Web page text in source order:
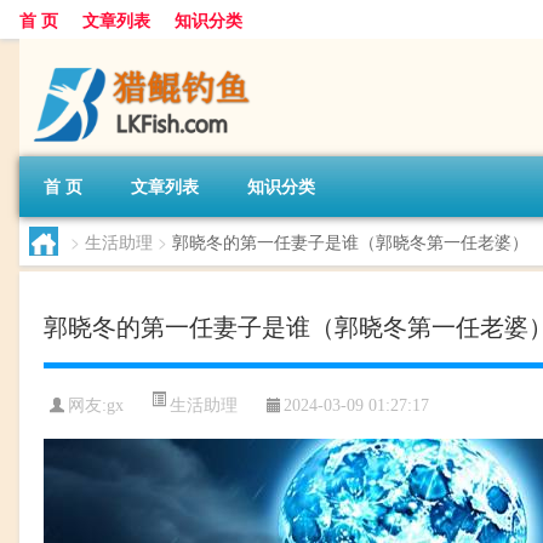
首 页 文章列表 知识分类
首 页 文章列表 知识分类
> 生活助理 > 郭晓冬的第一任妻子是谁（郭晓冬第一任老婆）
郭晓冬的第一任妻子是谁（郭晓冬第一任老婆
网友:gx 生活助理 2024-03-09 01:27:17